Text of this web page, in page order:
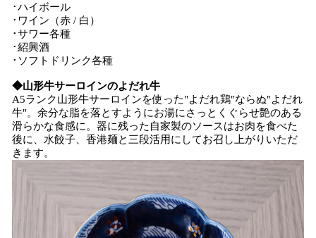
･ハイボール
･ワイン（赤 / 白）
･サワー各種
･紹興酒
･ソフトドリンク各種
◆山形牛サーロインのよだれ牛
A5ランク山形牛サーロインを使った"よだれ鶏"ならぬ"よだれ
牛"。余分な脂を落とすようにお湯にさっとくぐらせ艶のある
滑らかな食感に。器に残った自家製のソースはお肉を食べた
後に、水餃子、香港麺と三段活用にしてお召し上がりいただ
きます。